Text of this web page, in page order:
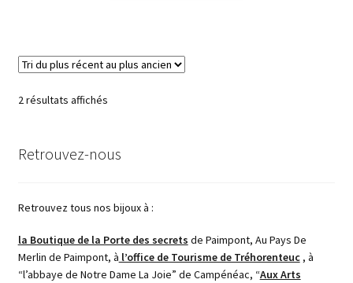
2 résultats affichésTrié
récent
ancien
Retrouvez-nous
Retrouvez tous nos bijoux à :
la Boutique de la Porte des secrets de Paimpont, Au Pays De
Merlin de Paimpont, à l’office de Tourisme de Tréhorenteuc, à
“l’abbaye de Notre Dame La Joie” de Campénéac, “Aux Arts